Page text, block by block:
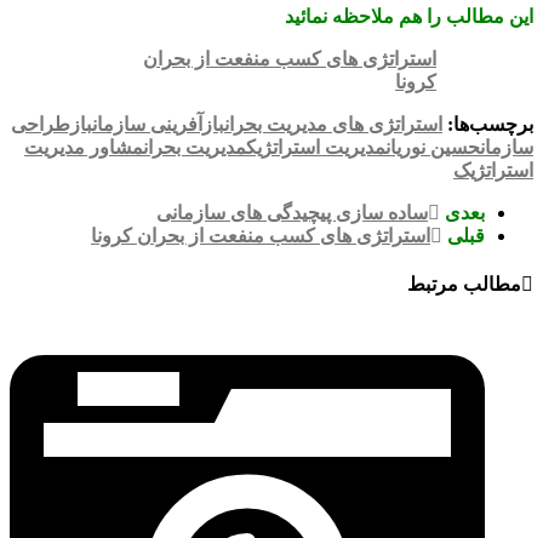
این مطالب را هم ملاحظه نمائید
استراتژی های کسب منفعت از بحران
کرونا
برچسب‌ها: استراتژی های مدیریت بحرانبازآفرینی سازمانبازطراحی
سازمانحسین نوریانمدیریت استراتژیکمدیریت بحرانمشاور مدیریت
استراتژیک
بعدی
ساده سازی پیچیدگی های سازمانی
قبلی
استراتژی های کسب منفعت از بحران کرونا
مطالب مرتبط